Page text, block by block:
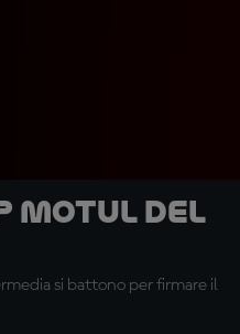
Motul del
si battono per firmare il